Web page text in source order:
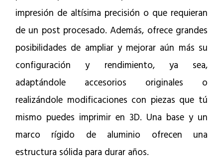
impresión de altísima precisión o que requieran
de un post procesado. Además, ofrece grandes
posibilidades de ampliar y mejorar aún más su
configuración y rendimiento, ya sea,
adaptándole accesorios originales o
realizándole modificaciones con piezas que tú
mismo puedes imprimir en 3D. Una base y un
marco rígido de aluminio ofrecen una
estructura sólida para durar años.